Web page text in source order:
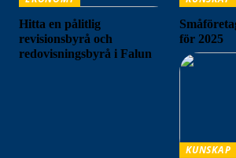
Hitta en pålitlig
revisionsbyrå och
redovisningsbyrå i Falun
för 2025
KUNSKAP